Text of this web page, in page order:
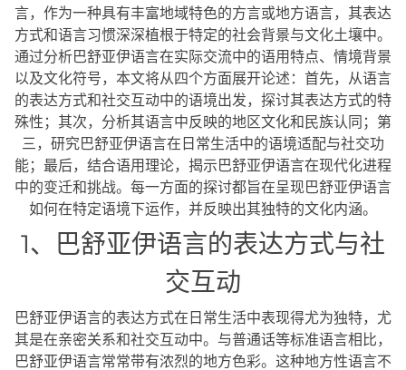
言，作为一种具有丰富地域特色的方言或地方语言，其表达
方式和语言习惯深深植根于特定的社会背景与文化土壤中。
通过分析巴舒亚伊语言在实际交流中的语用特点、情境背景
以及文化符号，本文将从四个方面展开论述：首先，从语言
的表达方式和社交互动中的语境出发，探讨其表达方式的特
殊性；其次，分析其语言中反映的地区文化和民族认同；第
三，研究巴舒亚伊语言在日常生活中的语境适配与社交功
能；最后，结合语用理论，揭示巴舒亚伊语言在现代化进程
中的变迁和挑战。每一方面的探讨都旨在呈现巴舒亚伊语言
如何在特定语境下运作，并反映出其独特的文化内涵。
1、巴舒亚伊语言的表达方式与社
交互动
巴舒亚伊语言的表达方式在日常生活中表现得尤为独特，尤
其是在亲密关系和社交互动中。与普通话等标准语言相比，
巴舒亚伊语言常常带有浓烈的地方色彩。这种地方性语言不